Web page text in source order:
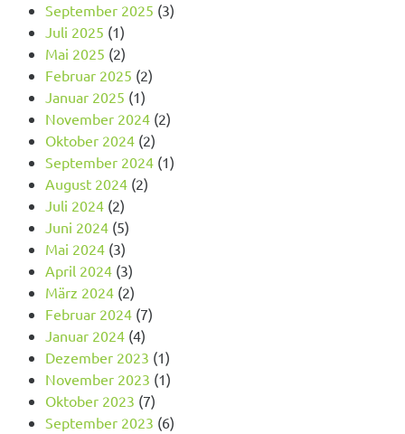
September 2025 (3)
Juli 2025 (1)
Mai 2025 (2)
Februar 2025 (2)
Januar 2025 (1)
November 2024 (2)
Oktober 2024 (2)
September 2024 (1)
August 2024 (2)
Juli 2024 (2)
Juni 2024 (5)
Mai 2024 (3)
April 2024 (3)
März 2024 (2)
Februar 2024 (7)
Januar 2024 (4)
Dezember 2023 (1)
November 2023 (1)
Oktober 2023 (7)
September 2023 (6)